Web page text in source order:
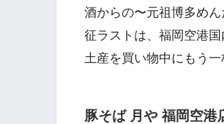
酒からの〜元祖博多め
征ラストは、福岡空港
土産を買い物中にもう
豚そば 月や 福岡空港